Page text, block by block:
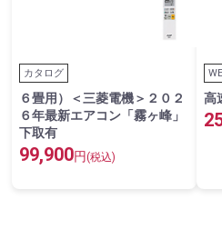
カタログ
６畳用）＜三菱電機＞２０２
６年最新エアコン「霧ヶ峰」
下取有
99,900円 (税込)
高